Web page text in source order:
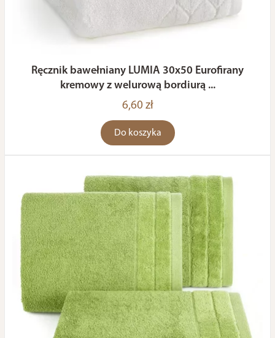
Ręcznik bawełniany LUMIA 30x50 Eurofirany
kremowy z welurową bordiurą ...
6,60 zł
Do koszyka